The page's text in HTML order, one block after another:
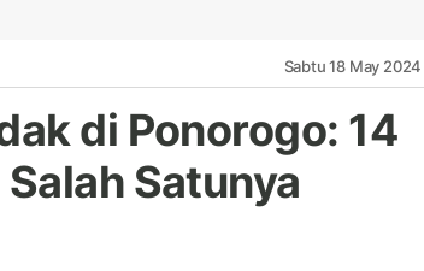
Sabtu 18 May
di Ponorogo: 14
Satunya